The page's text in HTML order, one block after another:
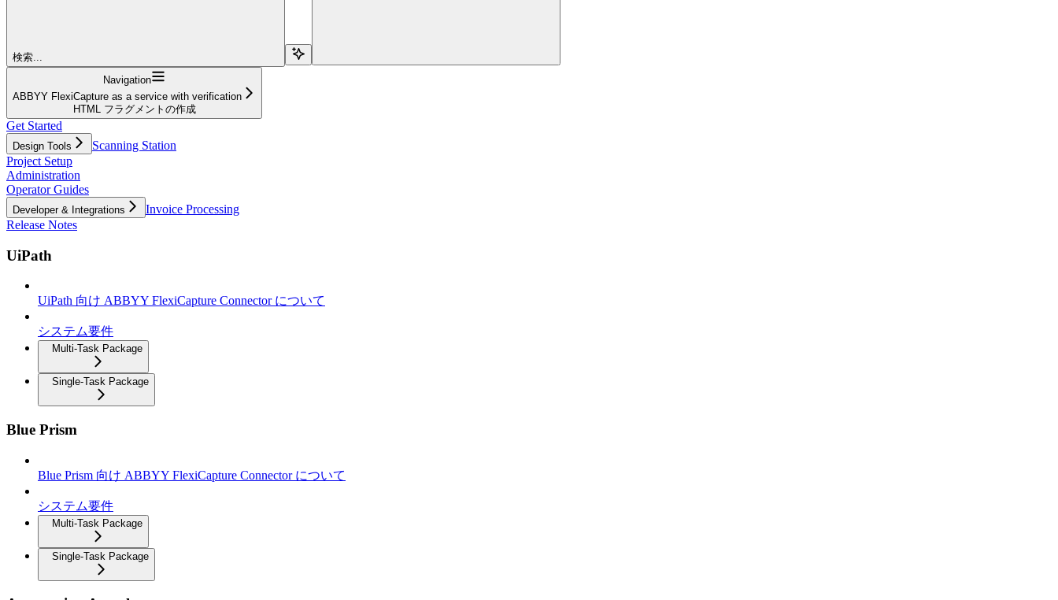
検索...
Navigation
ABBYY FlexiCapture as a service with verification
HTML フラグメントの作成
Get Started
Design Tools
Scanning Station
Project Setup
Administration
Operator Guides
Developer & Integrations
Invoice Processing
Release Notes
UiPath
UiPath 向け ABBYY FlexiCapture Connector について
システム要件
Multi-Task Package
Single-Task Package
Blue Prism
Blue Prism 向け ABBYY FlexiCapture Connector について
システム要件
Multi-Task Package
Single-Task Package